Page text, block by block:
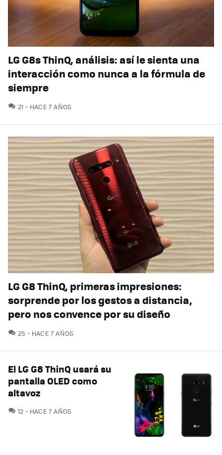
LG G8s ThinQ, análisis: así le sienta una
interacción como nunca a la fórmula de
siempre
21 COMENTARIOS
HACE 7 AÑOS
LG G8 ThinQ, primeras impresiones:
sorprende por los gestos a distancia,
pero nos convence por su diseño
25 COMENTARIOS
HACE 7 AÑOS
El LG G8 ThinQ usará su
pantalla OLED como
altavoz
12 COMENTARIOS
HACE 7 AÑOS